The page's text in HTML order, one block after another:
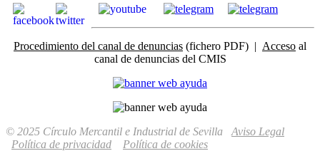
Procedimiento del canal de denuncias (fichero PDF) | Acceso al
canal de denuncias del CMIS
© 2025 Círculo Mercantil e Industrial de Sevilla Aviso Legal
Política de privacidad
Política de cookies